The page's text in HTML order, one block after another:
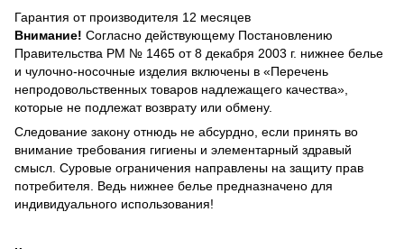
Гарантия от производителя 12 месяцев
Внимание! Согласно действующему Постановлению
Правительства РМ № 1465 от 8 декабря 2003 г. нижнее белье
и чулочно-носочные изделия включены в «Перечень
непродовольственных товаров надлежащего качества»,
которые не подлежат возврату или обмену.
Следование закону отнюдь не абсурдно, если принять во
внимание требования гигиены и элементарный здравый
смысл. Суровые ограничения направлены на защиту прав
потребителя. Ведь нижнее белье предназначено для
индивидуального использования!